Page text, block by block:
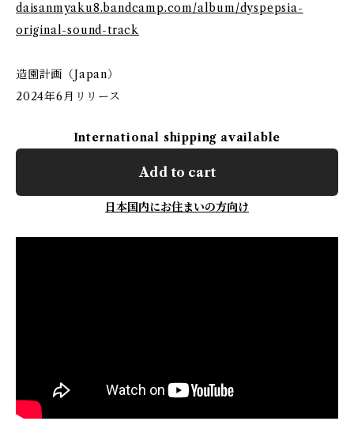
daisanmyaku8.bandcamp.com/album/dyspepsia-
original-sound-track
造園計画（Japan）
2024年6月リリース
International shipping available
Add to cart
日本国内にお住まいの方向け